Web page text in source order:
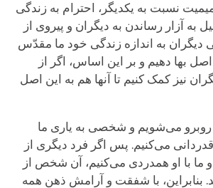
نسبت به یکدیگر، احترام به زندگی
به آزار رساندن به دیگران و پیروی از
دیگران به اندازه زندگی خود ما مقدّس
بها دهیم و بر این اساس، اگر از
نیز کمک کنیم تا آنها هم به این اصل
روبرو می‌شویم و شخصی به یاری ما
قدردانی می‌کنیم. پس اگر فرد دیگری از
ما با او همدردی می‌کنیم، آن شخص از
بنابراین، با شفقت و آرامش ذهن همه